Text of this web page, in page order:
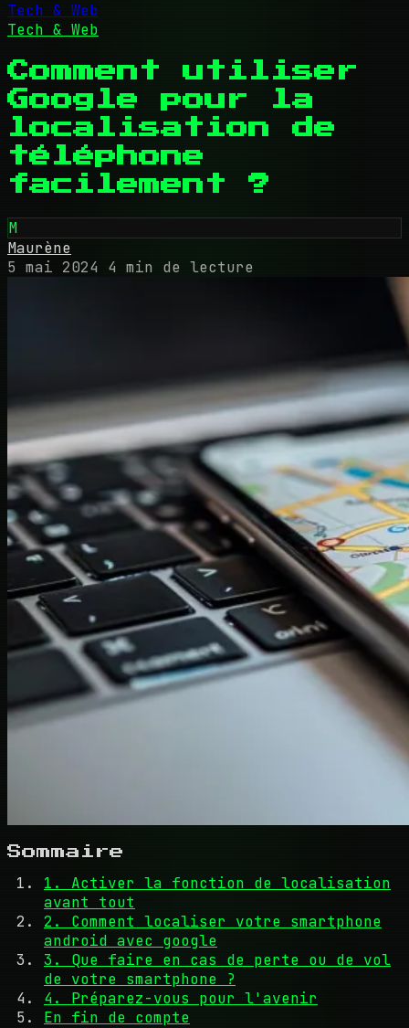
Tech & Web
Tech & Web
Comment utiliser
Google pour la
localisation de
téléphone
facilement ?
M
Maurène
5 mai 2024
4 min de lecture
Sommaire
1. Activer la fonction de localisation
avant tout
2. Comment localiser votre smartphone
android avec google
3. Que faire en cas de perte ou de vol
de votre smartphone ?
4. Préparez-vous pour l'avenir
En fin de compte